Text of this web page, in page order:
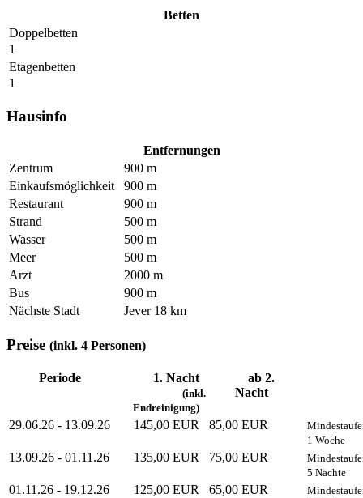
Betten
Doppelbetten
1
Etagenbetten
1
Hausinfo
Entfernungen
Zentrum
900 m
Einkaufsmöglichkeit
900 m
Restaurant
900 m
Strand
500 m
Wasser
500 m
Meer
500 m
Arzt
2000 m
Bus
900 m
Nächste Stadt
Jever 18 km
Preise (inkl. 4 Personen)
Periode 1. Nacht
(inkl.
Endreinigung)
ab 2.
Nacht
29.06.26 - 13.09.26 145,00 EUR 85,00 EUR
1 Woche
13.09.26 - 01.11.26 135,00 EUR 75,00 EUR
5 Nächte
01.11.26 - 19.12.26 125,00 EUR 65,00 EUR